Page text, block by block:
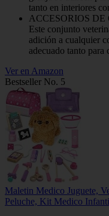
tanto en interiores
ACCESORIOS
Este conjunto
adición a cualquier
adecuado tanto para
Ver en Amazon
Bestseller No. 5
Maletin Medico Juguete,
Peluche, Kit Medico